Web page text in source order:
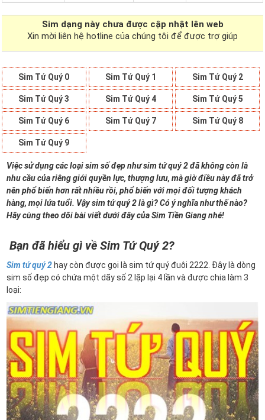
Sim dạng này chưa được cập nhật lên web
Xin mời liên hệ hotline của chúng tôi để được trợ giúp
Sim Tứ Quý 0 Sim Tứ Quý 1 Sim Tứ Quý 2
Sim Tứ Quý 3 Sim Tứ Quý 4 Sim Tứ Quý 5
Sim Tứ Quý 6 Sim Tứ Quý 7 Sim Tứ Quý 8
Sim Tứ Quý 9
Việc sử dụng các loại sim số đẹp như sim tứ quý 2 đã không còn là
nhu cầu của riêng giới quyền lực, thượng lưu, mà giờ điều này đã trở
nên phổ biến hơn rất nhiều rồi, phổ biến với mọi đối tượng khách
hàng, mọi lứa tuổi. Vậy sim tứ quý 2 là gì? Có ý nghĩa như thế nào?
Hãy cùng theo dõi bài viết dưới đây của Sim Tiền Giang nhé!
Bạn đã hiểu gì về Sim Tứ Quý 2?
Sim tứ quý 2 hay còn được gọi là sim tứ quý đuôi 2222. Đây là dòng
sim số đẹp có chứa một dãy số 2 lặp lại 4 lần và được chia làm 3
loại: